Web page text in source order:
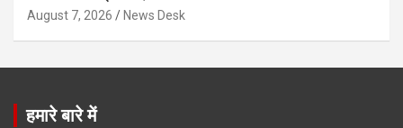
August 7, 2026 News Desk
हमारे बारे में